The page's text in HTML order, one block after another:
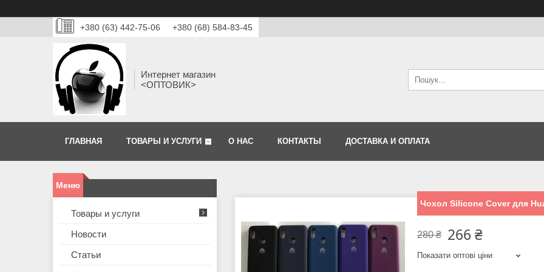
+380 (63) 442-75-06 +380 (68) 584-83-45
Интернет магазин
<ОПТОВИК>
ГЛАВНАЯ ТОВАРЫ И УСЛУГИ О НАС КОНТАКТЫ ДОСТАВКА И ОПЛАТА
Чохол Silicone Cover для
280 ₴ 266 ₴
Показати оптові ціни
Товары и услуги
Новости
Статьи